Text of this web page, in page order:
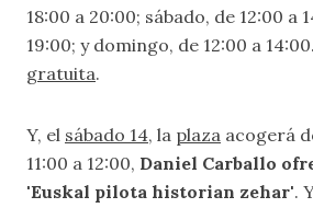
18:00 a 20:00; sábado, de 12:00 a
19:00; y domingo, de 12:00 a 14:00.
gratuita.
Y, el sábado 14, la plaza acogerá
11:00 a 12:00, Daniel Carballo
'Euskal pilota historian zehar'.